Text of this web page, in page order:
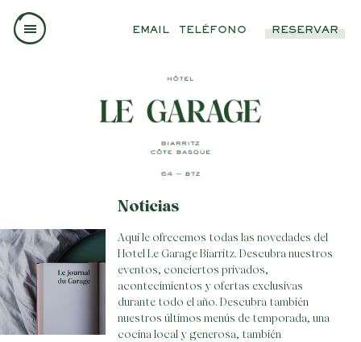
EMAIL TELÉFONO RESERVAR
Noticias
Aquí le ofrecemos todas las novedades del
Hotel Le Garage Biarritz. Descubra nuestros
eventos, conciertos privados,
acontecimientos y ofertas exclusivas
durante todo el año. Descubra también
nuestros últimos menús de temporada, una
cocina local y generosa, también